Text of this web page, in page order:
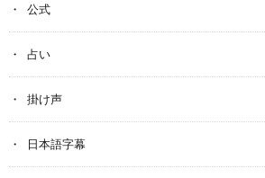
公式
占い
掛け声
日本語字幕